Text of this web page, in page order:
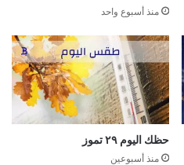
منذ أسبوع واحد
حظك اليوم ٢٩ تموز
منذ أسبوعين